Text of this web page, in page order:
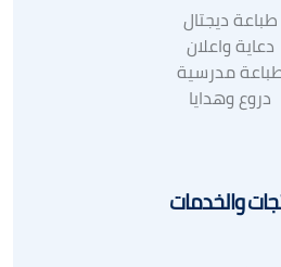
طباعة ديجتال
دعاية واعلان
مدرسية
دروع وهدايا
والخدمات